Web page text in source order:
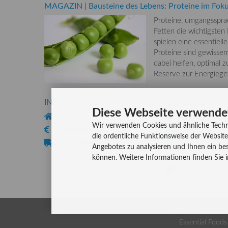
MAGAZIN | Bausteine des Lebens: Proteine im
Proteine,
Fetten die wichtigsten
spielen eine
Proteine sind
dabei helfen, optimal
Reserve zur
INFORMATIONEN
Versandkosten
Lieferzeiten
Kreditkarte
Rechnung,
Essential
Diese Webseite
Wir verwenden Cookies und ähnliche
die ordentliche Funktionsweise der
Angebotes zu analysieren und Ihnen ein
können. Weitere Informationen finden Sie